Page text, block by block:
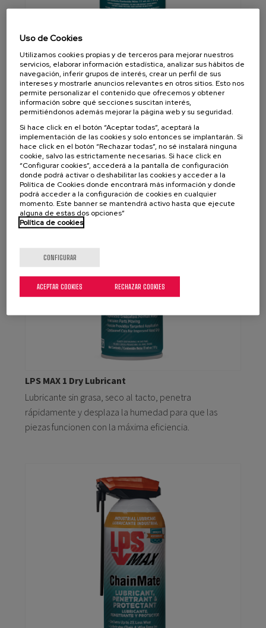
LPS Force 842° Dry Moly Lubricante
Fortificado con disulfuro de molibdeno, resistente a
temperaturas extremas y presiones. Diseñado para
depositar una película delgada que seca rápidamente.
Resistente al agua y productos químicos.
LPS MAX 1 Dry Lubricant
Lubricante sin grasa, seco al tacto, penetra
rápidamente y desplaza la humedad para que las
piezas funcionen con la máxima eficiencia.
Uso de Cookies
Utilizamos cookies propias y de terceros para mejorar nuestros
servicios, elaborar información estadística, analizar sus hábitos de
navegación, inferir grupos de interés, crear un perfil de sus
intereses y mostrarle anuncios relevantes en otros sitios. Esto nos
permite personalizar el contenido que ofrecemos y obtener
información sobre qué secciones suscitan interés,
permitiéndonos además mejorar la página web y su seguridad.
Si hace click en el botón “Aceptar todas”, aceptará la
implementación de las cookies y solo entonces se implantarán. Si
hace click en el botón “Rechazar todas”, no sé instalará ninguna
cookie, salvo las estrictamente necesarias. Si hace click en
“Configurar cookies”, accederá a la pantalla de configuración
donde podrá activar o deshabilitar las cookies y acceder a la
Política de Cookies donde encontrará más información y donde
podrá acceder a la configuración de cookies en cualquier
momento. Este banner se mantendrá activo hasta que ejecute
alguna de estas dos opciones”
Política de cookies
CONFIGURAR
RECHAZAR COOKIES
ACEPTAR COOKIES